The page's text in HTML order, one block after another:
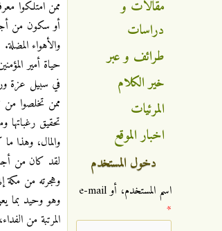
ممن امتلكوا
أو سكون من أجل
والأهواء المضلة.
حياة أمير
في سبيل عزة
ممن تخلصوا من
تحقيق رغباتها
والمال، وهذا
لقد كان من
وهجرته من مكة
وهو وحيد بما
المرتبة من
مقالات و
دراسات
طرائف و عبر
خير الكلام
المرئيات
اخبار الموقع
دخول المستخدم
‏اسم المستخدم، أو e-mail
*